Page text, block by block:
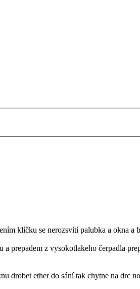
klíčku se nerozsvítí palubka a okna a
prepadem z vysokotlakeho čerpadla
drobet ether do sání tak chytne na drc